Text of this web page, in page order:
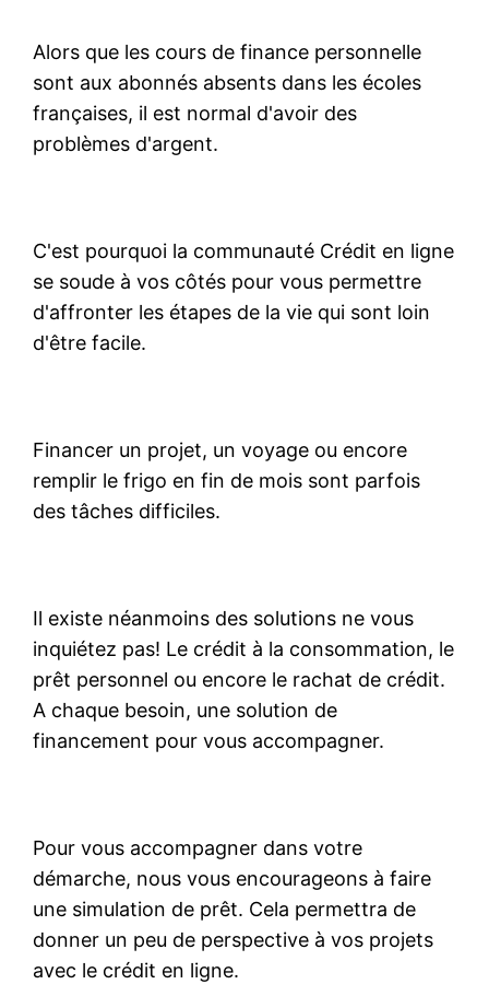
Alors que les cours de finance personnelle
sont aux abonnés absents dans les écoles
françaises, il est normal d'avoir des
problèmes d'argent.
C'est pourquoi la communauté Crédit en ligne
se soude à vos côtés pour vous permettre
d'affronter les étapes de la vie qui sont loin
d'être facile.
Financer un projet, un voyage ou encore
remplir le frigo en fin de mois sont parfois
des tâches difficiles.
Il existe néanmoins des solutions ne vous
inquiétez pas! Le crédit à la consommation, le
prêt personnel ou encore le rachat de crédit.
A chaque besoin, une solution de
financement pour vous accompagner.
Pour vous accompagner dans votre
démarche, nous vous encourageons à faire
une simulation de prêt. Cela permettra de
donner un peu de perspective à vos projets
avec le crédit en ligne.